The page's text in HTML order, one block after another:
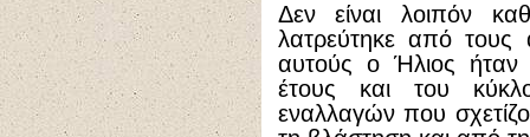
Δεν είναι λοιπόν
λατρεύτηκε από
αυτούς ο Ήλιος
έτους και του
εναλλαγών που